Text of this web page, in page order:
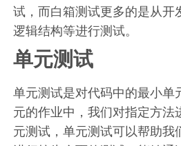
试，而白箱测试更多的是从开
逻辑结构等进行测试。
单元测试
单元测试是对代码中的最小单
元的作业中，我们对指定方法
元测试，单元测试可以帮助我